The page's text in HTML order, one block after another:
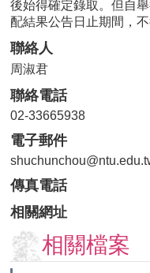
後始得確定錄取。但自
配結果公告日止期間，
聯絡人
周淑君
聯絡電話
02-33665938
電子郵件
傳真電話
相關網址
相關檔案